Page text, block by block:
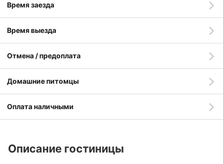
Время заезда
Время выезда
Отмена / предоплата
Домашние питомцы
Оплата наличными
Описание гостиницы